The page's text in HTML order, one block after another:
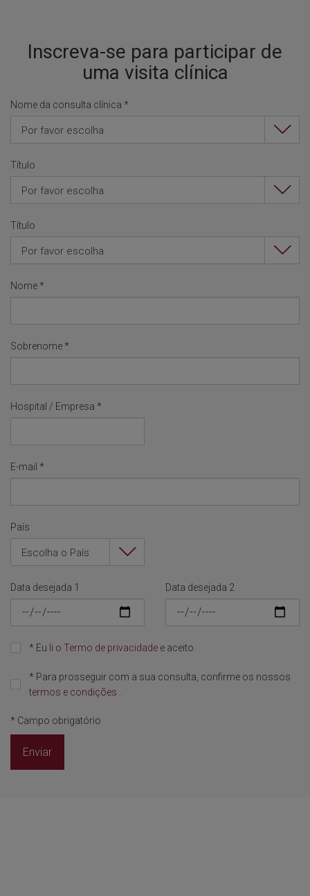
Inscreva-se para participar de
uma visita clínica
Nome da consulta clínica *
Por favor escolha
Título
Por favor escolha
Título
Por favor escolha
Nome *
Sobrenome *
Hospital / Empresa *
E-mail *
País
Escolha o País
Data desejada 1 Data desejada 2
* Eu li o Termo de privacidade e aceito.
* Para prosseguir com a sua consulta, confirme os nossos
termos e condições
* Campo obrigatório
Enviar